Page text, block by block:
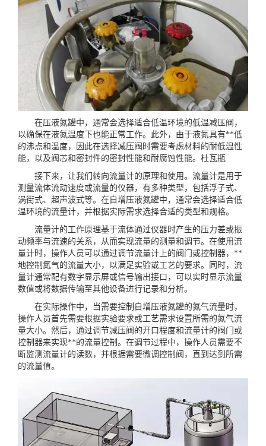
在压液氮罐中，通常会选择适合低温环境的低温减压阀，
以确保在液氮温度下也能正常工作。此外，由于液氮具有**低
的沸点和温度，因此在选择减压阀时需要考虑材料的耐低温性
能，以及阀芯和密封件的密封性能和耐腐蚀性能。 杜瓦瓶
接下来，让我们转向流量计的原理和使用。流量计是用于
测量流体流动速度或流量的仪器，有多种类型，包括浮子式、
涡街式、超声波式等。在自增压液氮罐中，通常会选择适合低
温环境的流量计，并根据实际需求选择合适的类型和规格。
流量计的工作原理基于流体通过仪器时产生的压力差或振
动频率与流速的关系，从而实现流量的测量和调节。在使用流
量计时，操作人员可以通过调节流量计上的阀门或控制器，**
地控制氮气的流量大小，以满足实验或工艺的要求。同时，流
量计通常配有数字显示屏或信号输出接口，可以实时显示流量
数值或将数据传输至其他设备进行记录和分析。
在实际操作中，当需要控制自增压液氮罐的氮气流量时，
操作人员首先需要根据实验要求或工艺需求设置所需的氮气流
量大小。然后，通过调节减压阀的开口程度和流量计的阀门或
控制器来实现**的流量控制。在调节过程中，操作人员需要不
断监测流量计的读数，并根据需要微调控制阀，直到达到所需
的流量值。